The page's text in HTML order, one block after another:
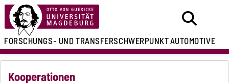
FORSCHUNGS- UNDTRANSFERSCHWERPUNKTAUTOMOTIVE
Kooperationen